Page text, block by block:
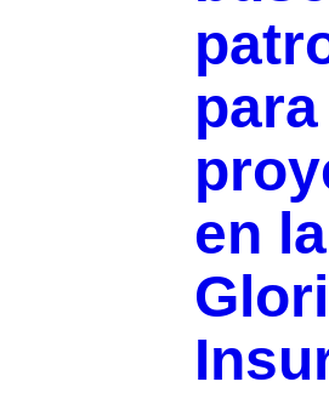
para
en la